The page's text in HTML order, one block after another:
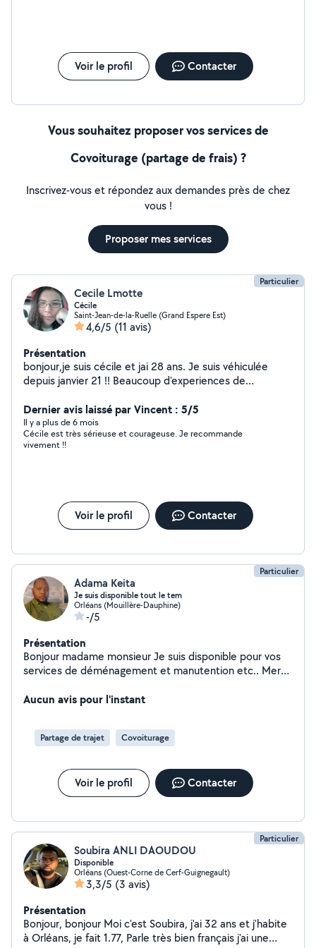
Voir le profil Contacter
Vous souhaitez proposer vos services de
Covoiturage (partage de frais) ?
Inscrivez-vous et répondez aux demandes près de chez
vous !
Proposer mes services
Particulier
Cecile Lmotte
Cécile
Saint-Jean-de-la-Ruelle (Grand Espere Est)
4,6/5 (11 avis)
Présentation
bonjour,je suis cécile et jai 28 ans. Je suis véhiculée
depuis janvier 21 !! Beaucoup d'experiences de
J'aime conduire, allez prendre votre drive ou juste vous
accompagner pour un rdv ne me dérange pas. Je
combat les abandons, laisser moi vos clefs et j'irais
m'occuper de vos compagnons à votre place. Je travail
Dernier avis laissé par Vincent : 5/5
Il y a plus de 6 mois
Cécile est très sérieuse et courageuse. Je recommande
vivement !!
Voir le profil Contacter
Particulier
Adama Keita
Je suis disponible tout le tem
Orléans (Mouillère-Dauphine)
-/5
Présentation
Bonjour madame monsieur Je suis disponible pour vos
services de déménagement et manutention etc.. Merci.
Aucun avis pour l'instant
Partage de trajet Covoiturage
Voir le profil Contacter
Particulier
Soubira ANLI DAOUDOU
Disponible
Orléans (Ouest-Corne de Cerf-Guignegault)
3,3/5 (3 avis)
Présentation
Bonjour, bonjour Moi c'est Soubira, j'ai 32 ans et j'habite
à Orléans, je fait 1.77, Parle très bien français j'ai une